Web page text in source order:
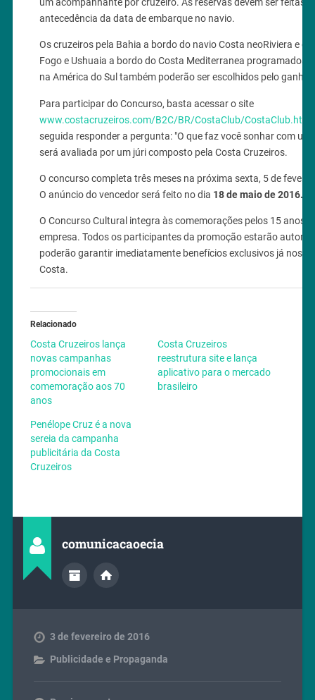
antecedência da data de embarque no navio.
Os cruzeiros pela Bahia a bordo do navio Costa neoRiviera e o
Fogo e Ushuaia a bordo do Costa Mediterranea programados
na América do Sul também poderão ser escolhidos pelo
Para participar do Concurso, basta acessar o site
www.costacruzeiros.com/B2C/BR/CostaClub/CostaClub.htm
seguida responder a pergunta: "O que faz você sonhar com
será avaliada por um júri composto pela Costa Cruzeiros.
O concurso completa três meses na próxima sexta, 5 de
O anúncio do vencedor será feito no dia 18 de maio de 2016.
O Concurso Cultural integra às comemorações pelos 15 anos
empresa. Todos os participantes da promoção estarão
poderão garantir imediatamente benefícios exclusivos já nos
Costa.
Relacionado
Costa Cruzeiros lança
novas campanhas
promocionais em
comemoração aos 70
anos
Costa Cruzeiros
reestrutura site e lança
aplicativo para o mercado
brasileiro
Penélope Cruz é a nova
sereia da campanha
publicitária da Costa
Cruzeiros
comunicacaoecia
3 de fevereiro de 2016
Publicidade e Propaganda